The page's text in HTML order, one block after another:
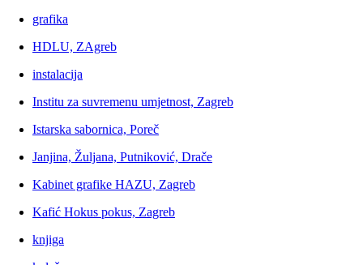
grafika
HDLU, ZAgreb
instalacija
Institu za suvremenu umjetnost, Zagreb
Istarska sabornica, Poreč
Janjina, Žuljana, Putniković, Drače
Kabinet grafike HAZU, Zagreb
Kafić Hokus pokus, Zagreb
knjiga